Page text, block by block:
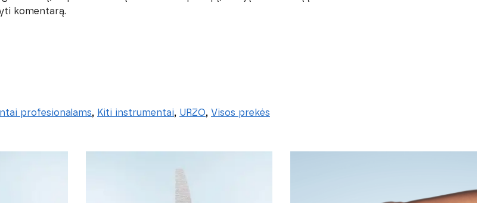
komentarą.
profesionalams, Kiti instrumentai, URZO, Visos prekės